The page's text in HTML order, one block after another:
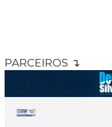
PARCEIROS ↴